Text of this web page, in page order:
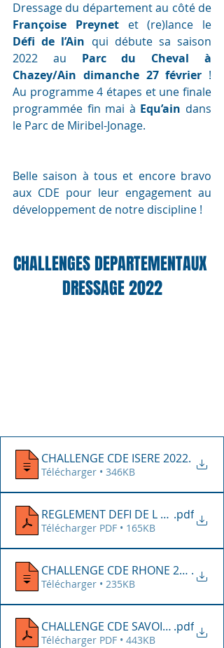
Françoise Preynet
Défi de l’Ain qui débute sa saison
2022 au Parc du Cheval à
Chazey/Ain dimanche 27 février !
Au programme 4 étapes et une finale
programmée fin mai à Equ’ain dans
le Parc de Miribel-Jonage.
Belle saison à tous et encore bravo
aux CDE pour leur engagement au
développement de notre discipline !
CHALLENGES DEPARTEMENTAUX
DRESSAGE 2022
CHALLENGE CDE ISERE 2022.
Télécharger • 346KB
REGLEMENT DEFI DE L AIN 2022
.pdf
Télécharger PDF • 165KB
CHALLENGE CDE RHONE 2022.
Télécharger • 235KB
CHALLENGE CDE SAVOIE 2022
.pdf
Télécharger PDF • 443KB